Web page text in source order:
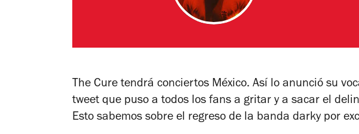
The Cure tendrá conciertos México. Así lo anunció su
tweet que puso a todos los fans a gritar y a sacar el
Esto sabemos sobre el regreso de la banda darky por